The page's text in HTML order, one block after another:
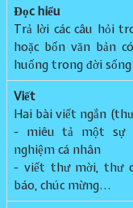
Đọc hiểu
​Trả lời các câu hỏi
hoặc bốn văn bản
huống trong đời
Viết
Hai bài viết ngắn
- miêu tả một sự
nghiệm cá nhân
- viết thư mời, thư
báo, chúc mừng...